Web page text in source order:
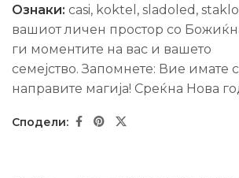
Ознаки: casi, koktel , sladoled , staklo
вашиот личен простор со Божиќна
ги моментите на вас и вашето
семејство. Запомнете: Вие имате
направите магија! Среќна Нова